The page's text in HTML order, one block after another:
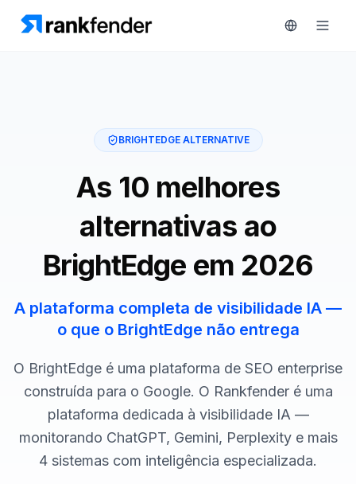
MONITORIZAR
Engine
de
concorrentes
Inteligência
de
palavras-
chave
AGIR
Content
gratuitas
Preços
BRIGHTEDGE ALTERNATIVE
As 10 melhores
alternativas ao
BrightEdge em 2026
A plataforma completa de visibilidade IA —
o que o BrightEdge não entrega
O BrightEdge é uma plataforma de SEO enterprise
construída para o Google. O Rankfender é uma
plataforma dedicada à visibilidade IA —
monitorando ChatGPT, Gemini, Perplexity e mais
4 sistemas com inteligência especializada.